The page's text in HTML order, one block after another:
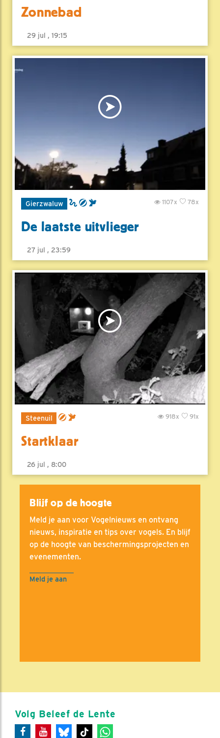
Zonnebad
29 jul , 19:15
Gierzwaluw 78x
1107x
De laatste uitvlieger
27 jul , 23:59
Steenuil 91x
918x
Startklaar
26 jul , 8:00
Blijf op de hoogte
Meld je aan voor Vogelnieuws en ontvang
nieuws, inspiratie en tips over vogels. En blijf
op de hoogte van beschermingsprojecten en
evenementen.
Meld je aan
Volg Beleef de Lente